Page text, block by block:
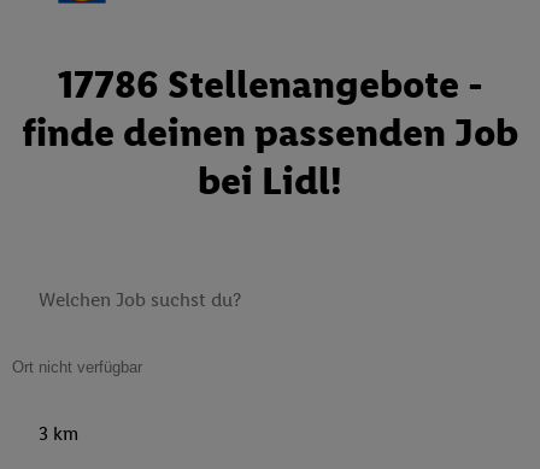
17786 Stellenangebote -
finde deinen passenden Job
bei Lidl!
3 km